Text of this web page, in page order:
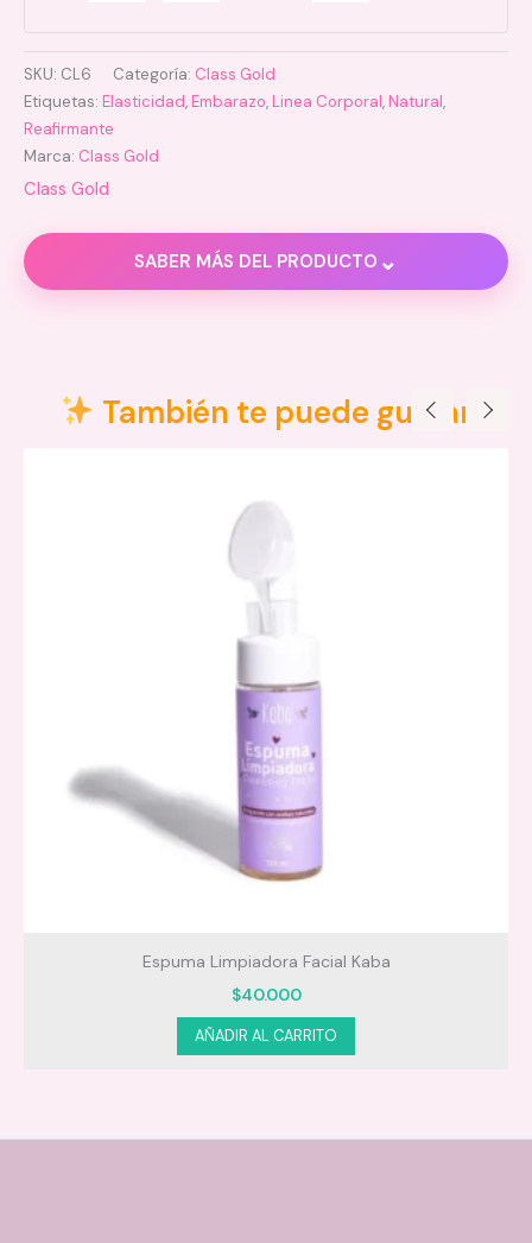
SKU: CL6 Categoría: Class Gold
Etiquetas: Elasticidad, Embarazo, Linea Corporal, Natural,
Reafirmante
Marca: Class Gold
Class Gold
SABER MÁS DEL PRODUCTO ⌄
Valoraciones (0)También te puede gustar
Espuma Limpiadora Facial Kaba
$40.000
AÑADIR AL CARRITO